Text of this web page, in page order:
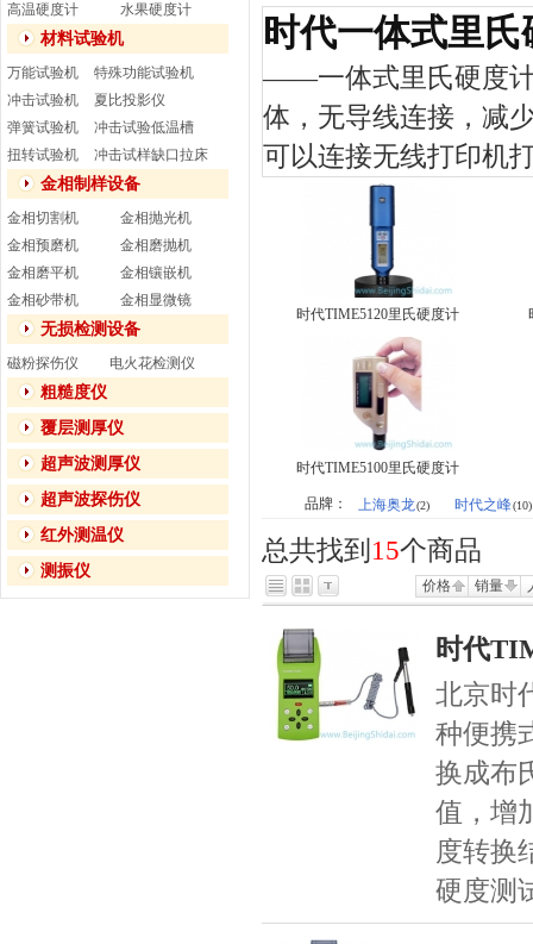
时代一体式里氏
——一体式里氏硬度
体，无导线连接，减
可以连接无线打印机
时代TIME5120里氏硬度计
时代TIME5100里氏硬度计
品牌： 上海奥龙(2) 时代之峰(10)
总共找到 15个商品
价格 销量
时代
北京时
种便携
换成布
值，增
度转换
硬度测
高温硬度计
水果硬度计
材料试验机
万能试验机
特殊功能试验机
冲击试验机
夏比投影仪
弹簧试验机
冲击试验低温槽
扭转试验机
冲击试样缺口拉床
金相制样设备
金相切割机
金相抛光机
金相预磨机
金相磨抛机
金相磨平机
金相镶嵌机
金相砂带机
金相显微镜
无损检测设备
磁粉探伤仪 电火花检测仪
粗糙度仪
覆层测厚仪
超声波测厚仪
超声波探伤仪
红外测温仪
测振仪